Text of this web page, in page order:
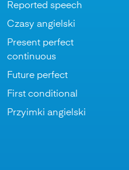
Reported speech
Czasy angielski
Present perfect
continuous
Future perfect
First conditional
Przyimki angielski